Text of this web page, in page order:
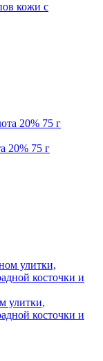
кожи с
20% 75 г
улитки,
косточки и